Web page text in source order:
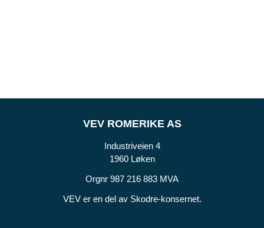
VEV ROMERIKE AS
Industriveien 4
1960 Løken
Orgnr 987 216 883 MVA
VEV er en del av Skodre-konsernet.